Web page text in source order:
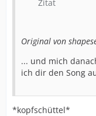
Zitat
Original von
... und mich
ich dir den Song
*kopfschüttel*